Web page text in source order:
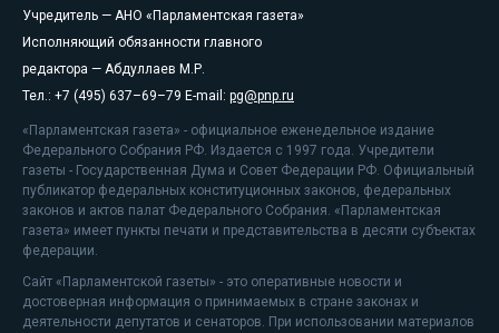
Учредитель — АНО «Парламентская газета»
Исполняющий обязанности главного
редактора — Абдуллаев М.Р.
Тел.: +7 (495) 637–69–79 E-mail: pg@pnp.ru
«Парламентская газета» - официальное еженедельное издание
Федерального Собрания РФ. Издается с 1997 года. Учредители
газеты - Государственная Дума и Совет Федерации РФ. Официальный
публикатор федеральных конституционных законов, федеральных
законов и актов палат Федерального Собрания. «Парламентская
газета» имеет пункты печати и представительства в десяти субъектах
федерации.
Сайт «Парламентской газеты» - это оперативные новости и
достоверная информация о принимаемых в стране законах и
деятельности депутатов и сенаторов. При использовании материалов